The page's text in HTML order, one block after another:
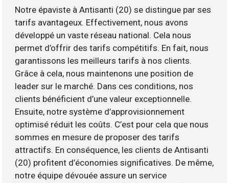
Notre épaviste à Antisanti (20) se distingue par ses
tarifs avantageux. Effectivement, nous avons
développé un vaste réseau national. Cela nous
permet d’offrir des tarifs compétitifs. En fait, nous
garantissons les meilleurs tarifs à nos clients.
Grâce à cela, nous maintenons une position de
leader sur le marché. Dans ces conditions, nos
clients bénéficient d’une valeur exceptionnelle.
Ensuite, notre système d’approvisionnement
optimisé réduit les coûts. C’est pour cela que nous
sommes en mesure de proposer des tarifs
attractifs. En conséquence, les clients de Antisanti
(20) profitent d’économies significatives. De même,
notre équipe dévouée assure un service